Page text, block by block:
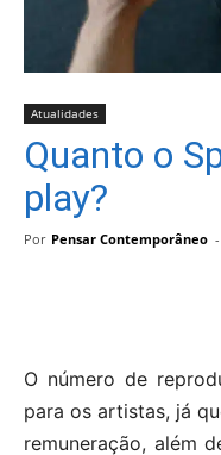
Atualidades
Quanto o
play?
Por Pensar Contemporâneo -
O número de
para os artistas, já
remuneração, além